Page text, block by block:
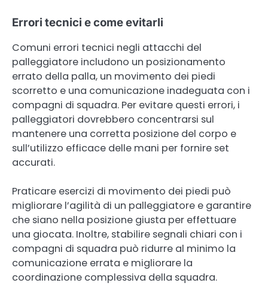
Errori tecnici e come evitarli
Comuni errori tecnici negli attacchi del
palleggiatore includono un posizionamento
errato della palla, un movimento dei piedi
scorretto e una comunicazione inadeguata con i
compagni di squadra. Per evitare questi errori, i
palleggiatori dovrebbero concentrarsi sul
mantenere una corretta posizione del corpo e
sull’utilizzo efficace delle mani per fornire set
accurati.
Praticare esercizi di movimento dei piedi può
migliorare l’agilità di un palleggiatore e garantire
che siano nella posizione giusta per effettuare
una giocata. Inoltre, stabilire segnali chiari con i
compagni di squadra può ridurre al minimo la
comunicazione errata e migliorare la
coordinazione complessiva della squadra.